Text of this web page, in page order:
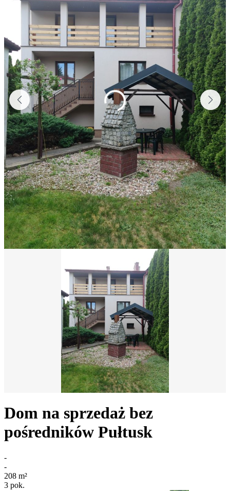
Dom na sprzedaż bez
pośredników Pułtusk
-
-
208 m²
3 pok.